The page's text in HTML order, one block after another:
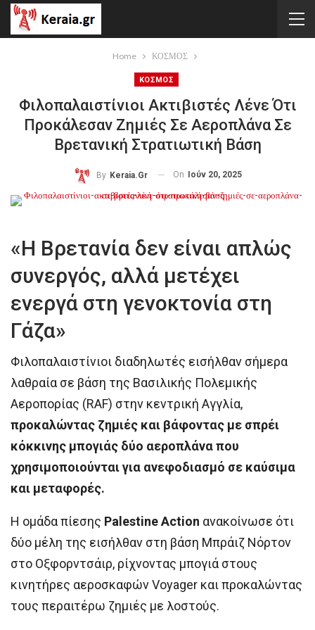
Home ΚΟΣΜΟΣ
ΚΟΣΜΟΣ
Φιλοπαλαιστίνιοι Ακτιβιστές Λένε Ότι
Προκάλεσαν Ζημιές Σε Αεροπλάνα Σε
Βρετανική Στρατιωτική Βάση
By Keraia.gr On Ιούν 20, 2025
«Η Βρετανία δεν είναι απλώς
συνεργός, αλλά μετέχει
ενεργά στη γενοκτονία στη
Γάζα»
Φιλοπαλαιστίνιοι διαδηλωτές εισήλθαν σήμερα
λαθραία σε βάση της Βασιλικής Πολεμικής
Αεροπορίας (RAF) στην κεντρική Αγγλία,
προκαλώντας ζημιές και βάφοντας με σπρέι
κόκκινης μπογιάς δύο αεροπλάνα που
χρησιμοποιούνται για ανεφοδιασμό σε καύσιμα
και μεταφορές.
Η ομάδα πίεσης Palestine Action ανακοίνωσε ότι
δύο μέλη της εισήλθαν στη βάση Μπράιζ Νόρτον
στο Οξφορντσάιρ, ρίχνοντας μπογιά στους
κινητήρες αεροσκαφών Voyager και προκαλώντας
τους περαιτέρω ζημιές με λοστούς.